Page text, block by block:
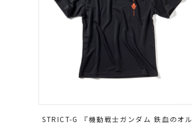
STRICT-G 『機動戦士ガンダム 鉄血のオル